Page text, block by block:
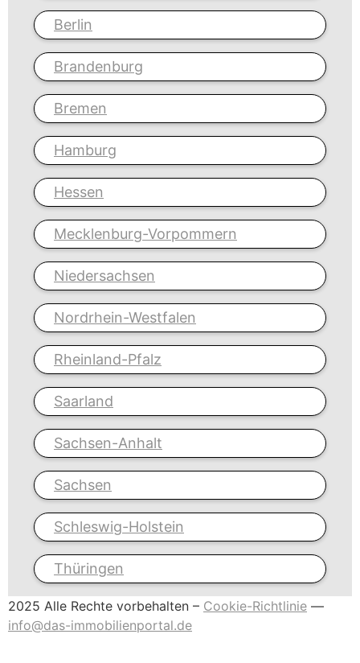
Berlin
Brandenburg
Bremen
Hamburg
Hessen
Mecklenburg-Vorpommern
Niedersachsen
Nordrhein-Westfalen
Rheinland-Pfalz
Saarland
Sachsen-Anhalt
Sachsen
Schleswig-Holstein
Thüringen
2025 Alle Rechte vorbehalten – Cookie-Richtlinie —
info@das-immobilienportal.de